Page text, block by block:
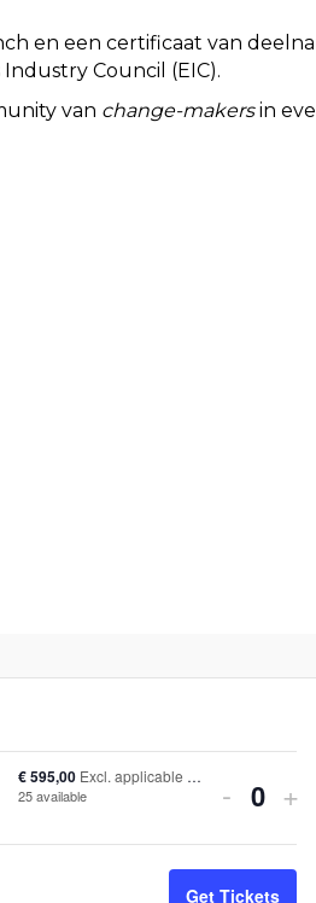
en een certificaat van
Council (EIC).
van change-makersin
€595,00 Excl. applicable VAT
25available
ticket
quantity
- +
Get Tickets